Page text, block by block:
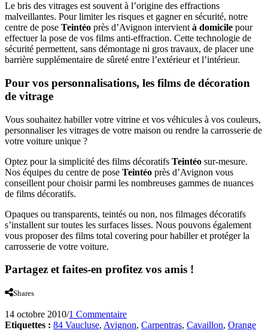
Le bris des vitrages est souvent à l’origine des effractions
malveillantes. Pour limiter les risques et gagner en sécurité, notre
centre de pose Teintéo près d’Avignon intervient à domicile pour
effectuer la pose de vos films anti-effraction. Cette technologie de
sécurité permettent, sans démontage ni gros travaux, de placer une
barrière supplémentaire de sûreté entre l’extérieur et l’intérieur.
Pour vos personnalisations, les films de décoration
de vitrage
Vous souhaitez habiller votre vitrine et vos véhicules à vos couleurs,
personnaliser les vitrages de votre maison ou rendre la carrosserie de
votre voiture unique ?
Optez pour la simplicité des films décoratifs Teintéo sur-mesure.
Nos équipes du centre de pose Teintéo près d’Avignon vous
conseillent pour choisir parmi les nombreuses gammes de nuances
de films décoratifs.
Opaques ou transparents, teintés ou non, nos filmages décoratifs
s’installent sur toutes les surfaces lisses. Nous pouvons également
vous proposer des films total covering pour habiller et protéger la
carrosserie de votre voiture.
Partagez et faites-en profitez vos amis !
Shares
14 octobre 2010/1 Commentaire
Etiquettes : 84 Vaucluse, Avignon, Carpentras, Cavaillon, Orange